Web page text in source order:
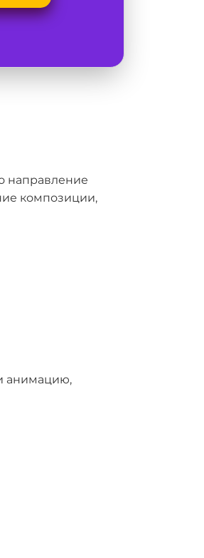
направление
композиции,
анимацию,